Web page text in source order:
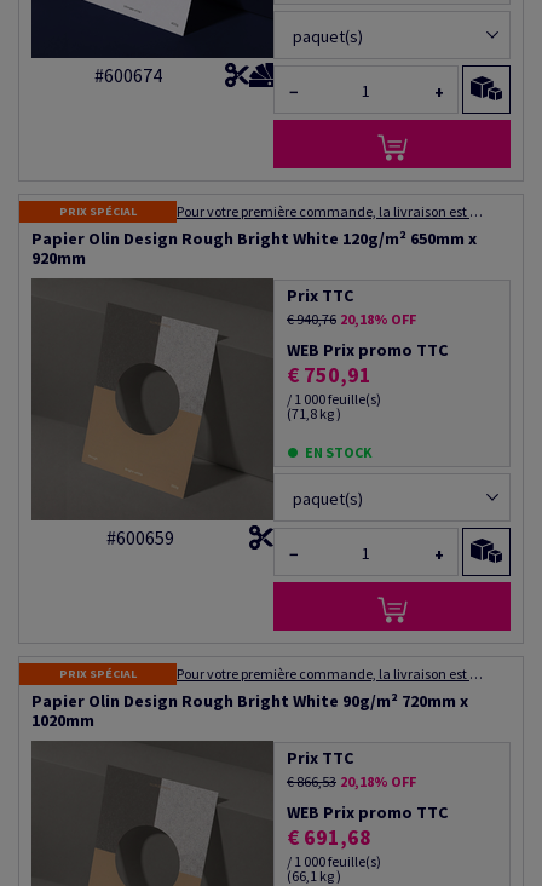
#600674
paquet(s)
− +
PRIX SPÉCIAL Pour votre première commande, la livraison est gratuite ! Expédition dans les 48 à 72 heures
Papier Olin Design Rough Bright White 120g/m² 650mm x
920mm
#600659
Prix TTC
€ 940,76 20,18% OFF
WEB Prix promo TTC
€ 750,91
/ 1 000 feuille(s)
(71,8 kg )
EN STOCK
paquet(s)
− +
PRIX SPÉCIAL Pour votre première commande, la livraison est gratuite ! Expédition dans les 48 à 72 heures
Papier Olin Design Rough Bright White 90g/m² 720mm x
1020mm
Prix TTC
€ 866,53 20,18% OFF
WEB Prix promo TTC
€ 691,68
/ 1 000 feuille(s)
(66,1 kg )